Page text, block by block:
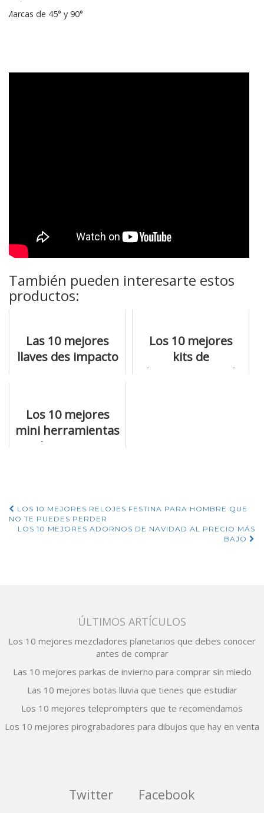
Marcas de 45° y 90°
También pueden interesarte estos
productos:
Las 10 mejores
llaves des impacto
en cuenta
Los 10 mejores
kits de
herramientas al
Los 10 mejores
mini herramientas
y los mejores
Navegación
de
LOS 10 MEJORES RELOJES FESTINA PARA HOMBRE QUE
NO TE PUEDES PERDER
LOS 10 MEJORES ADORNOS DE NAVIDAD AL PRECIO MÁS
BAJO
ÚLTIMOS ARTÍCULOS
Los 10 mejores mezcladores planetarios que debes conocer
antes de comprar
Las 10 mejores parkas de invierno para comprar sin miedo
Las 10 mejores botas lluvia que tienes que estudiar
Los 10 mejores teleprompters que te recomendamos
Los 10 mejores pirograbadores para dibujos que hay en venta
Twitter Facebook